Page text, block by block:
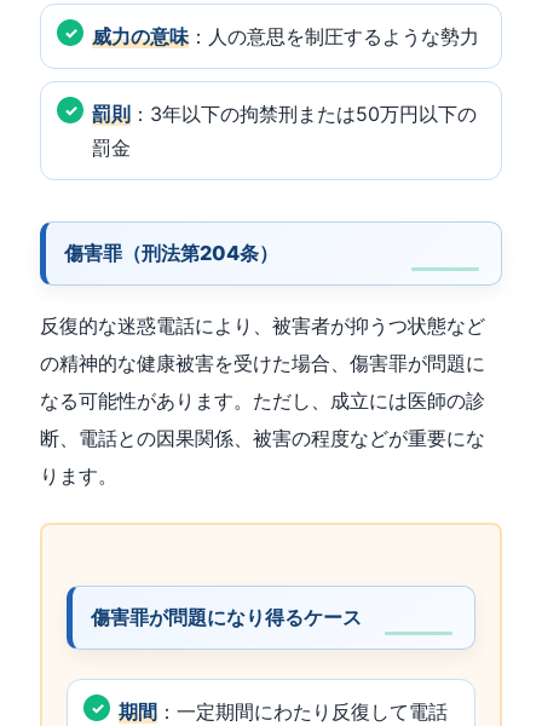
威力の意味 ：人の意思を制圧するような勢力
罰則 ：3年以下の拘禁刑または50万円以下の
罰金
傷害罪（刑法第204条）
反復的な迷惑電話により、被害者が抑うつ状態など
の精神的な健康被害を受けた場合、傷害罪が問題に
なる可能性があります。ただし、成立には医師の診
断、電話との因果関係、被害の程度などが重要にな
ります。
傷害罪が問題になり得るケース
期間 ：一定期間にわたり反復して電話